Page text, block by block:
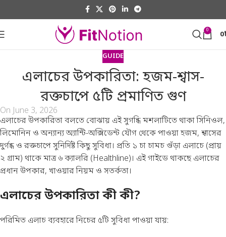
0 0
GUIDE
এলাচের উপকারিতা: হজম-শ্বাস-
রক্তচাপে ৫টি প্রমাণিত গুণ
On June 3, 2026
এলাচের উপকারিতা বলতে বোঝায় এই সুগন্ধি মশলাটিতে থাকা সিনিওল,
লিমোনিন ও অন্যান্য অ্যান্টি-অক্সিডেন্ট যৌগ থেকে পাওয়া হজম, শ্বাসের
দুর্গন্ধ ও রক্তচাপে সুনির্দিষ্ট কিছু সুবিধা। প্রতি ১ চা চামচ গুঁড়া এলাচে (প্রায়
২ গ্রাম) থাকে মাত্র ৬ ক্যালরি (Healthline)। এই গাইডে থাকছে এলাচের
প্রধান উপকার, খাওয়ার নিয়ম ও সতর্কতা।
এলাচের উপকারিতা কী কী?
পরিমিত এলাচ ব্যবহারে নিচের ৫টি সুবিধা পাওয়া যায়: